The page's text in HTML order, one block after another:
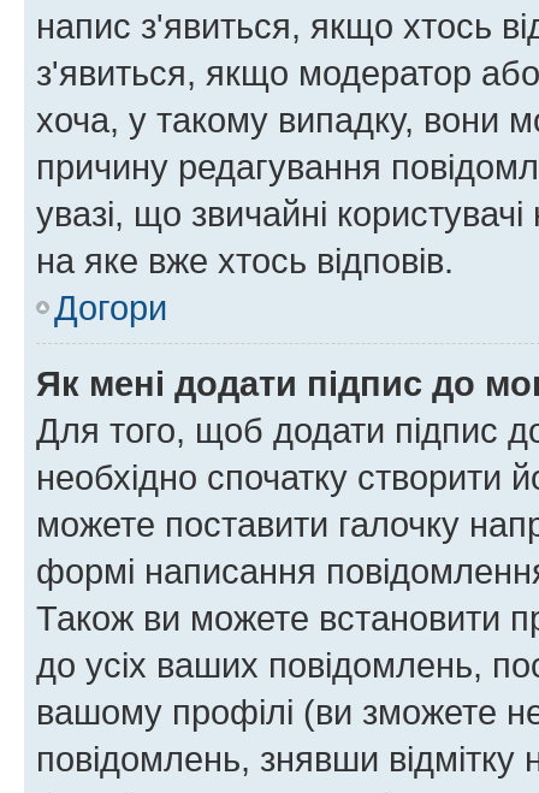
напис з'явиться, якщо хтось
з'явиться, якщо модератор
хоча, у такому випадку, вони
причину редагування
увазі, що звичайні
на яке вже хтось відповів.
Догори
Як мені додати підпис до
Для того, щоб додати підпис
необхідно спочатку створити
можете поставити галочку
формі написання
Також ви можете встановити
до усіх ваших повідомлень,
вашому профілі (ви зможете
повідомлень, знявши відмітку